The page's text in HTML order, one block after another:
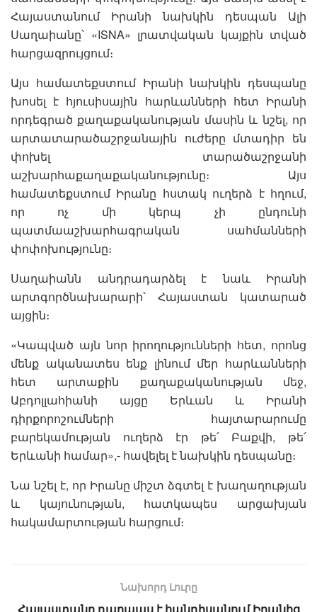
Հայաստանում Իրանի նախկին դեսպան Ալի
Սաղաիանը՝ «ISNA» լրատվական կայքին տված
հարցազրույցում։
Այս համատեքստում Իրանի նախկին դեսպանը
խոսել է հյուսիսային հարևանների հետ Իրանի
որդեգրած քաղաքականության մասին և նշել, որ
արտատարածաշրջանային ուժերը մտադիր են
փոխել տարածաշրջանի
աշխարհաքաղաքականությունը։ Այս
համատեքստում Իրանը հստակ ուղերձ է հղում,
որ ոչ մի կերպ չի ընդունի
պատմաաշխարհագրական սահմանների
փոփոխությունը։
Սաղաիանն անդրադարձել է նաև Իրանի
արտգործնախարարի՝ Հայաստան կատարած
այցին։
«Կապված այն նոր իրողությունների հետ, որոնց
մենք ականատես ենք լինում մեր հարևանների
հետ արտաքին քաղաքականության մեջ,
Աբդոլլահիանի այցը Երևան և Իրանի
դիրքորոշումների հայտարարումը
բարեկամության ուղերձ էր թե՛ Բաքվի, թե՛
Երևանի համար»,- հավելել է նախկին դեսպանը։
Նա նշել է, որ Իրանը միշտ ձգտել է խաղաղության
և կայունության, հատկապես արցախյան
հակամարտության հարցում։
Նախորդ Լուրը
Հայաստանը դարպաս է հանդիսանում Իրանից